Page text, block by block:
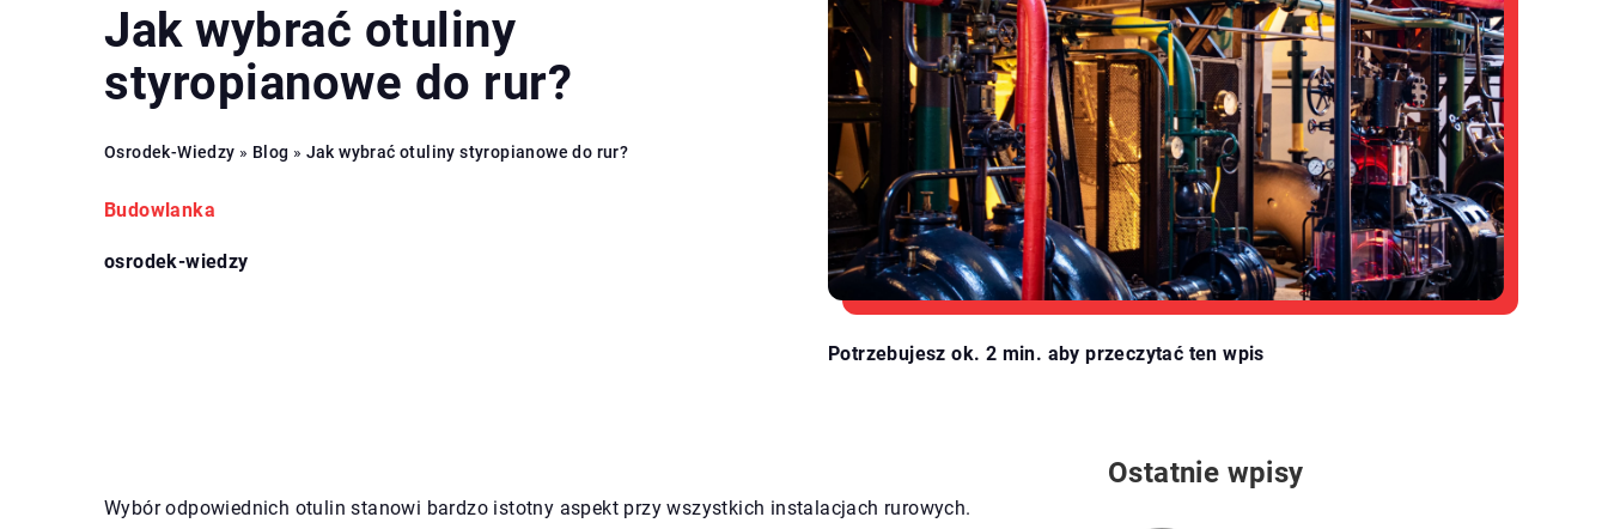
Jak wybrać otuliny
styropianowe do rur?
Osrodek-Wiedzy » Blog » Jak wybrać otuliny styropianowe do rur?
Budowlanka
osrodek-wiedzy
Potrzebujesz ok. 2 min. aby przeczytać ten wpis
Wybór odpowiednich otulin stanowi bardzo istotny aspekt przy wszystkich instalacjach rurowych.
Ostatnie wpisy